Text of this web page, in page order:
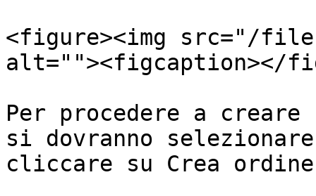
<figure><img src="/files/
alt=""><figcaption></
Per procedere a
si dovranno
cliccare su Crea